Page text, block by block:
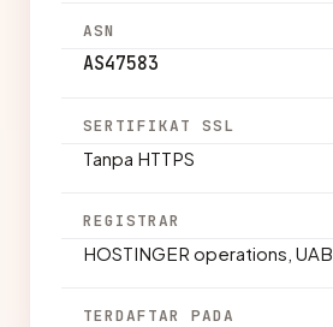
ASN
AS47583
SERTIFIKAT SSL
Tanpa HTTPS
REGISTRAR
HOSTINGER operations, UAB
TERDAFTAR PADA